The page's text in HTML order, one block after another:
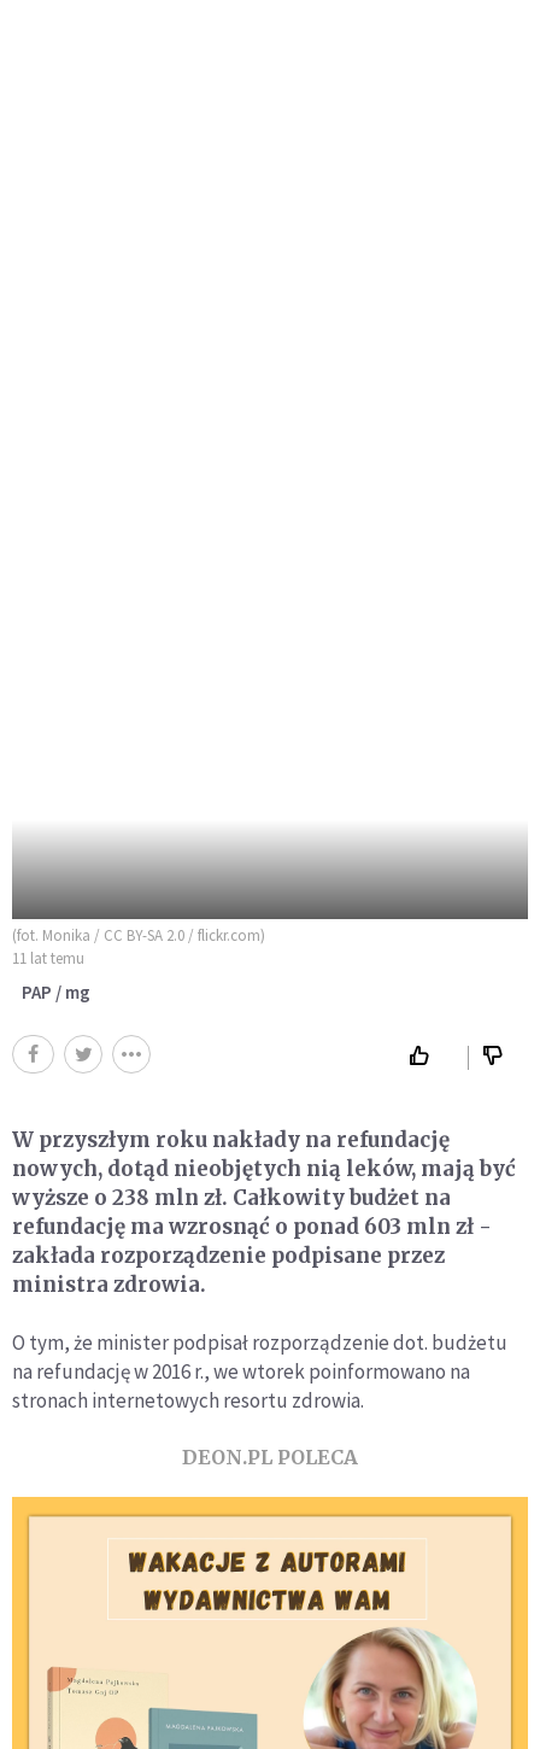
(fot. Monika / CC BY-SA 2.0 / flickr.com)
11 lat temu
PAP / mg
W przyszłym roku nakłady na refundację
nowych, dotąd nieobjętych nią leków, mają być
wyższe o 238 mln zł. Całkowity budżet na
refundację ma wzrosnąć o ponad 603 mln zł -
zakłada rozporządzenie podpisane przez
ministra zdrowia.
O tym, że minister podpisał rozporządzenie dot. budżetu
na refundację w 2016 r., we wtorek poinformowano na
stronach internetowych resortu zdrowia.
DEON.PL POLECA